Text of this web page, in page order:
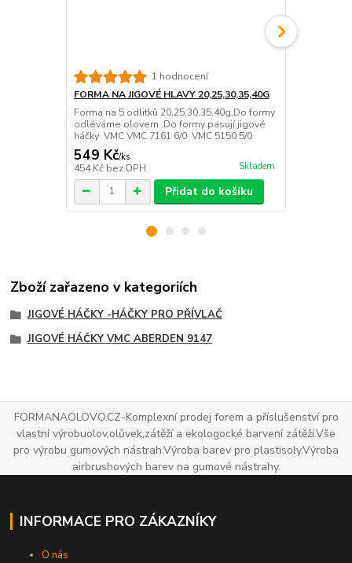
1 hodnocení
FORMA NA JIGOVÉ HLAVY 20,25,30,35,40G
Forma na 5 odlitků 20,25,30,35,40g.Do formy
odléváme olovem .Do formy pasují jigové
háčky VMC VMC 7161 6/0 VMC 5150 5/0
549 Kč/ks
454 Kč bez DPH Skladem
Přidat do košíku
Zboží zařazeno v kategoriích
JIGOVÉ HÁČKY -HÁČKY PRO PŘÍVLAČ
JIGOVÉ HÁČKY VMC ABERDEN 9147
FORMANAOLOVO.CZ-Komplexní prodej forem a příslušenství pro
vlastní výrobuolov,olůvek,zátěží a ekologocké barvení zátěží.Vše
pro výrobu gumových nástrah.Výroba barev pro plastisoly.Výroba
airbrushových barev na gumové nástrahy.
INFORMACE PRO ZÁKAZNÍKY
O nás